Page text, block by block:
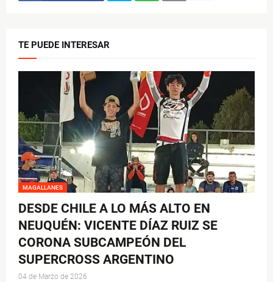
TE PUEDE INTERESAR
MAGALLANES
DESDE CHILE A LO MÁS ALTO EN
NEUQUÉN: VICENTE DÍAZ RUIZ SE
CORONA SUBCAMPEÓN DEL
SUPERCROSS ARGENTINO
04 de Marzo de 2026